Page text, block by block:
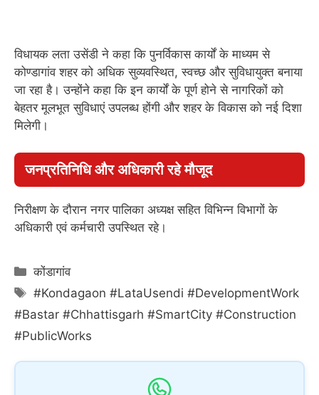
विधायक लता उसेंडी ने कहा कि पुनर्विकास कार्यों के माध्यम से
कोण्डागांव शहर को अधिक सुव्यवस्थित, स्वच्छ और सुविधायुक्त बनाया
जा रहा है। उन्होंने कहा कि इन कार्यों के पूर्ण होने से नागरिकों को
बेहतर मूलभूत सुविधाएं उपलब्ध होंगी और शहर के विकास को नई दिशा
मिलेगी।
जनप्रतिनिधि और अधिकारी रहे मौजूद
निरीक्षण के दौरान नगर पालिका अध्यक्ष सहित विभिन्न विभागों के
अधिकारी एवं कर्मचारी उपस्थित रहे।
Categories
कोंडागांव
Tags
#Kondagaon #LataUsendi #DevelopmentWork
#Bastar #Chhattisgarh #SmartCity #Construction
#PublicWorks